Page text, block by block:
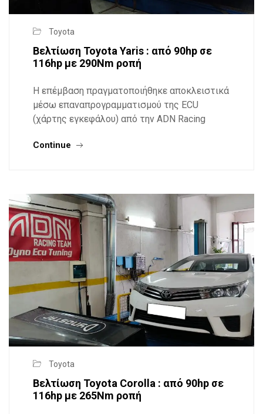
Toyota
Βελτίωση Toyota Yaris : από 90hp σε
116hp με 290Nm ροπή
Η επέμβαση πραγματοποιήθηκε αποκλειστικά
μέσω επαναπρογραμματισμού της ECU
(χάρτης εγκεφάλου) από την ADN Racing
Continue
Toyota
Βελτίωση Toyota Corolla : από 90hp σε
116hp με 265Nm ροπή